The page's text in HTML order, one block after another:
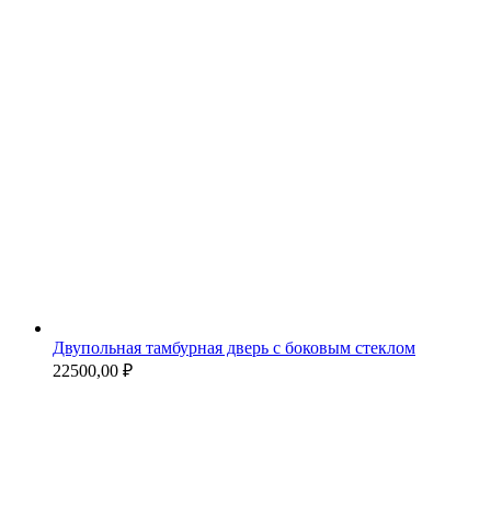
Двупольная тамбурная дверь с боковым стеклом
22500,00 ₽